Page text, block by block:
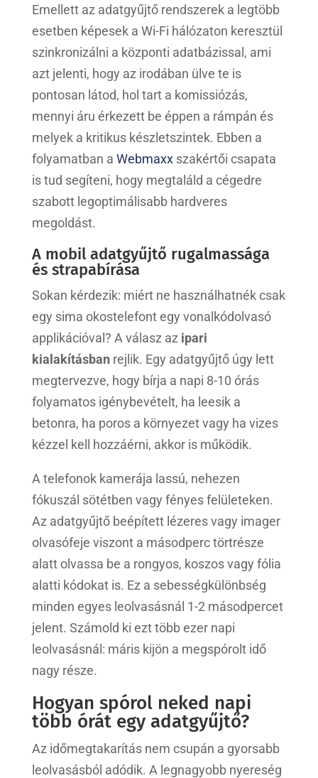
Emellett az adatgyűjtő rendszerek a legtöbb
esetben képesek a Wi-Fi hálózaton keresztül
szinkronizálni a központi adatbázissal, ami
azt jelenti, hogy az irodában ülve te is
pontosan látod, hol tart a komissiózás,
mennyi áru érkezett be éppen a rámpán és
melyek a kritikus készletszintek. Ebben a
folyamatban a Webmaxxszakértői csapata
is tud segíteni, hogy megtaláld a cégedre
szabott legoptimálisabb hardveres
megoldást.
A mobil adatgyűjtő rugalmassága
és strapabírása
Sokan kérdezik: miért ne használhatnék csak
egy sima okostelefont egy vonalkódolvasó
applikációval? A válasz az ipari
kialakításbanrejlik. Egy adatgyűjtő úgy lett
megtervezve, hogy bírja a napi 8-10 órás
folyamatos igénybevételt, ha leesik a
betonra, ha poros a környezet vagy ha vizes
kézzel kell hozzáérni, akkor is működik.
A telefonok kamerája lassú, nehezen
fókuszál sötétben vagy fényes felületeken.
Az adatgyűjtő beépített lézeres vagy imager
olvasófeje viszont a másodperc törtrésze
alatt olvassa be a rongyos, koszos vagy fólia
alatti kódokat is. Ez a sebességkülönbség
minden egyes leolvasásnál 1-2 másodpercet
jelent. Számold ki ezt több ezer napi
leolvasásnál: máris kijön a megspórolt idő
nagy része.
Hogyan spórol neked napi
több órát egy adatgyűjtő?
Az időmegtakarítás nem csupán a gyorsabb
leolvasásból adódik. A legnagyobb nyereség